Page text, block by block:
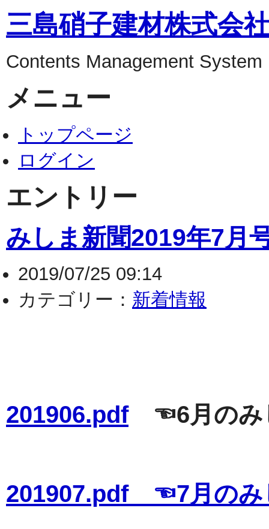
三島硝子建材株式会
Contents Management System
メニュー
トップページ
ログイン
エントリー
みしま新聞2019年7月
2019/07/25 09:14
カテゴリー： 新着情報
201906.pdf☜6月のみ
201907.pdf ☜7月のみ